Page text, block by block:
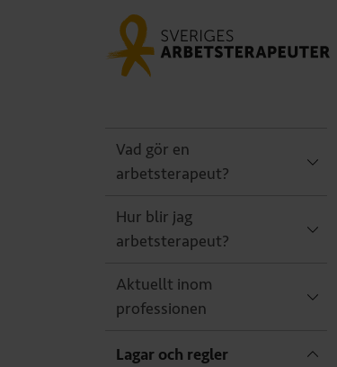
Vad gör en
arbetsterapeut?
Hur blir jag
arbetsterapeut?
Aktuellt inom
professionen
Lagar och regler